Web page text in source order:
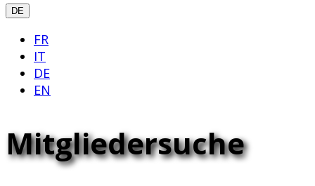
DE
FR
IT
DE
EN
Mitgliedersuche